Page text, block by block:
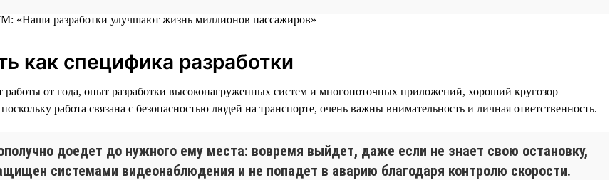
как специфика разработки
от года, опыт разработки высоконагруженных систем и многопоточных приложений, хороший кругозор
работа связана с безопасностью людей на транспорте, очень важны внимательность и личная ответственность.
доедет до нужного ему места: вовремя выйдет, даже если не знает свою остановку,
системами видеонаблюдения и не попадет в аварию благодаря контролю скорости.